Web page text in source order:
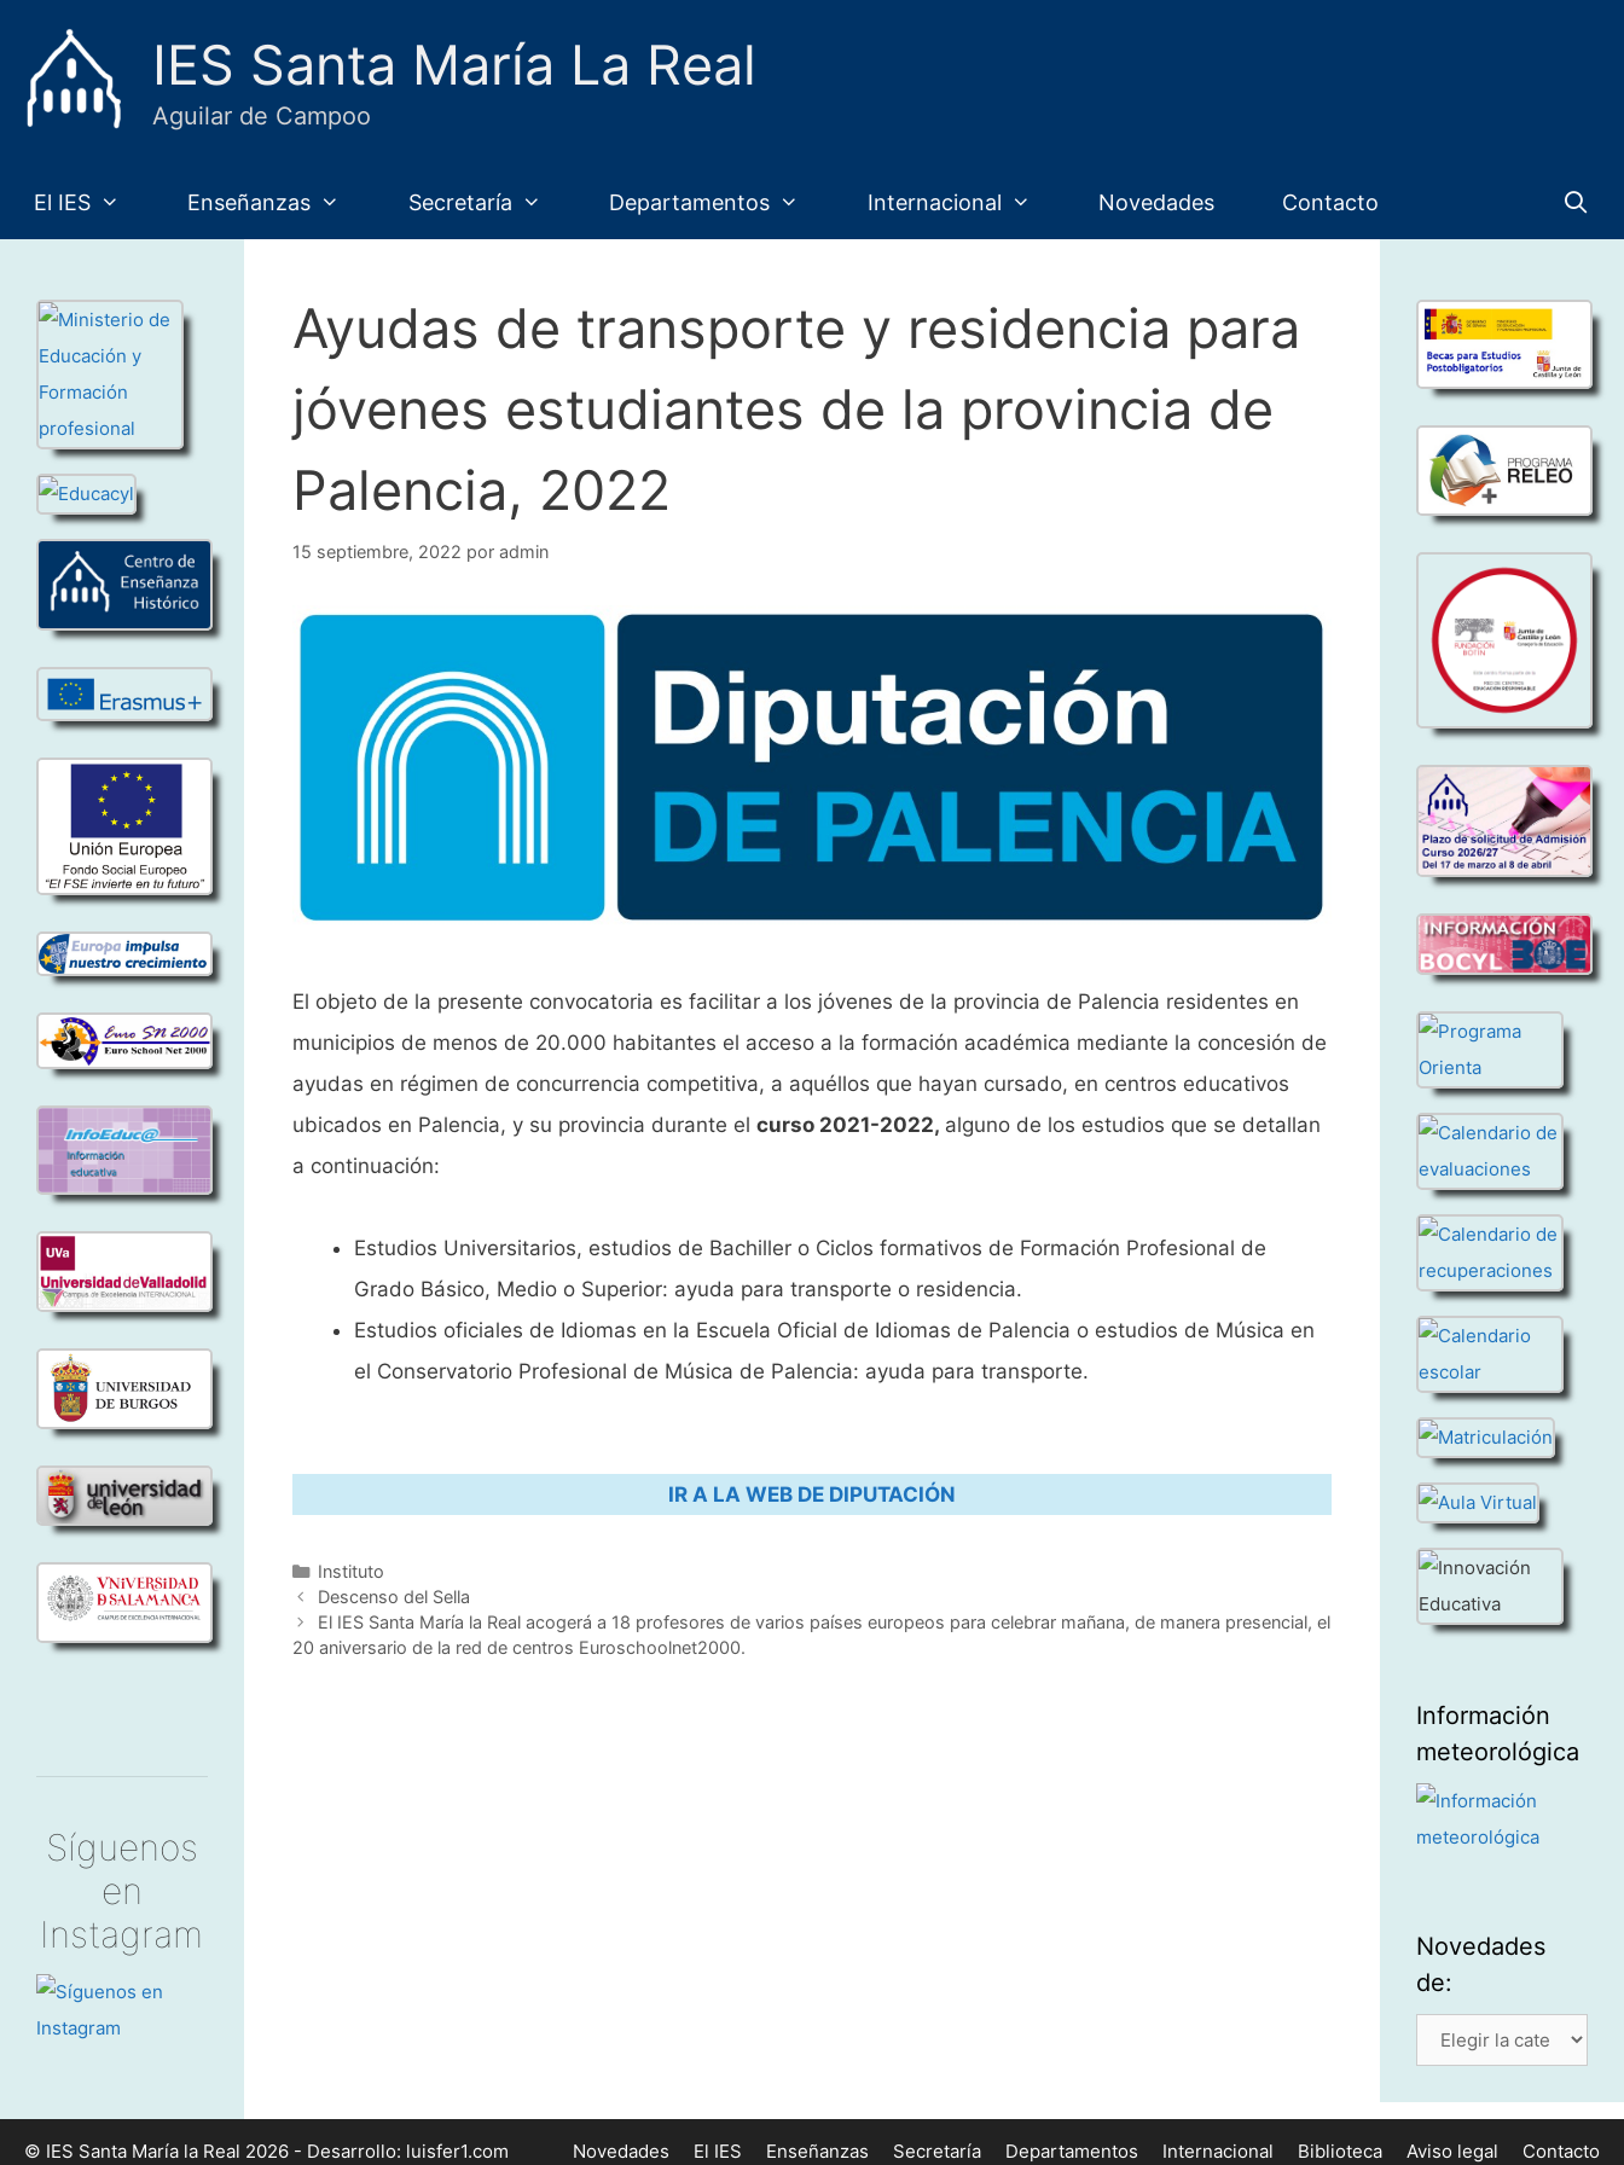
contenido
IES Santa María La Real
Aguilar de Campoo
El IES Enseñanzas Secretaría Departamentos Internacional Novedades Contacto
Ayudas de transporte y residencia para
jóvenes estudiantes de la provincia de
Palencia, 2022
15 septiembre, 2022 por admin
El objeto de la presente convocatoria es facilitar a los jóvenes de la provincia de Palencia residentes en
municipios de menos de 20.000 habitantes el acceso a la formación académica mediante la concesión de
ayudas en régimen de concurrencia competitiva, a aquéllos que hayan cursado, en centros educativos
ubicados en Palencia, y su provincia durante el curso 2021-2022, alguno de los estudios que se detallan
a continuación:
Estudios Universitarios, estudios de Bachiller o Ciclos formativos de Formación Profesional de
Grado Básico, Medio o Superior: ayuda para transporte o residencia.
Estudios oficiales de Idiomas en la Escuela Oficial de Idiomas de Palencia o estudios de Música en
el Conservatorio Profesional de Música de Palencia: ayuda para transporte.
IR A LA WEB DE DIPUTACIÓN
Categorías
Instituto
Descenso del Sella
El IES Santa María la Real acogerá a 18 profesores de varios países europeos para celebrar mañana, de manera presencial, el
20 aniversario de la red de centros Euroschoolnet2000.
Síguenos
en
Instagram
Información
meteorológica
Novedades
de:
Novedades
de:
Novedades El IES Enseñanzas Secretaría Departamentos Internacional Biblioteca Aviso legal Contacto
© IES Santa María la Real 2026 - Desarrollo: luisfer1.com